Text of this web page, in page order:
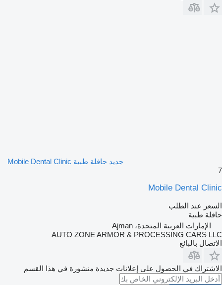
جديد حافلة طبية Mobile Dental Clinic
7
Mobile Dental Clinic
السعر عند الطلب
حافلة طبية
الإمارات العربية المتحدة، Ajman
AUTO ZONE ARMOR & PROCESSING CARS LLC
الاتصال بالبائع
الاشتراك في الحصول على إعلانات جديدة منشورة في هذا القسم